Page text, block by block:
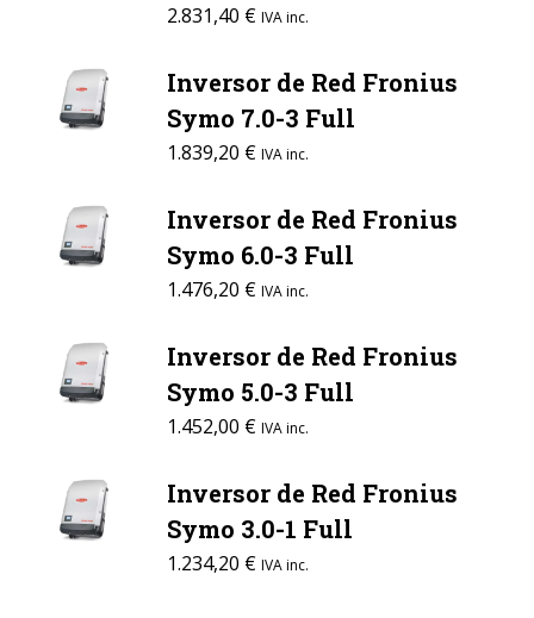
2.831,40 € IVA inc.
Inversor de Red Fronius
Symo 7.0-3 Full
1.839,20 € IVA inc.
Inversor de Red Fronius
Symo 6.0-3 Full
1.476,20 € IVA inc.
Inversor de Red Fronius
Symo 5.0-3 Full
1.452,00 € IVA inc.
Inversor de Red Fronius
Symo 3.0-1 Full
1.234,20 € IVA inc.